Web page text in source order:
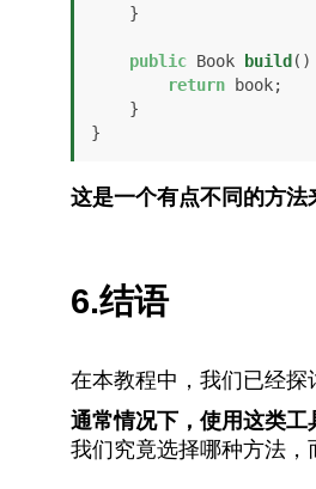
public Book build()
return book;
}
这是一个有点不同的方
6.结语
在本教程中，我们已经
通常情况下，使用这类
我们究竟选择哪种方法